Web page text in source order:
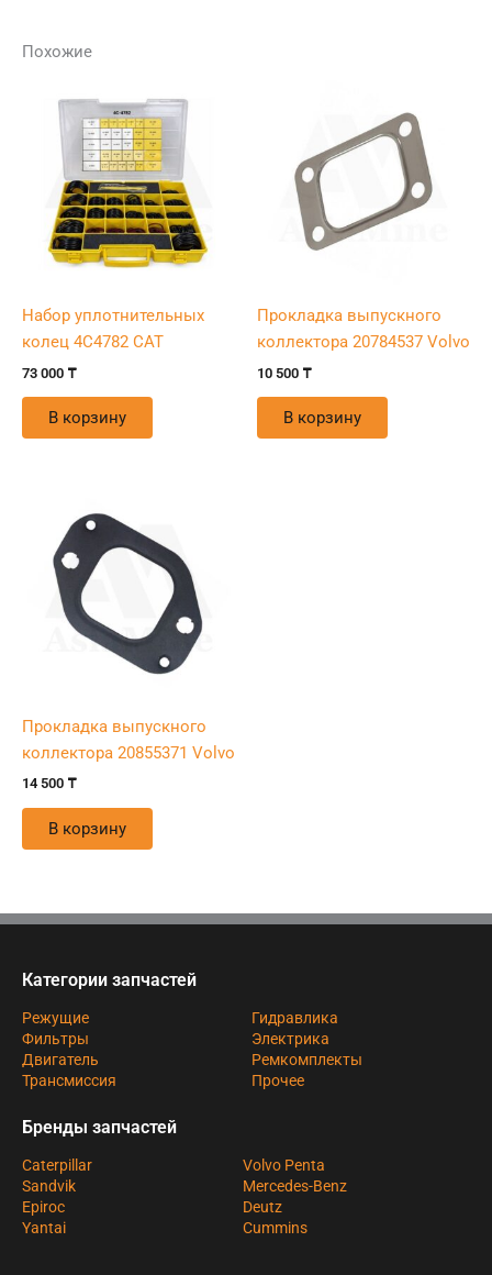
Похожие
Набор уплотнительных
колец 4C4782 CAT
73 000 ₸
В корзину
Прокладка выпускного
коллектора 20784537 Volvo
10 500 ₸
В корзину
Прокладка выпускного
коллектора 20855371 Volvo
14 500 ₸
В корзину
Категории запчастей
Режущие
Фильтры
Двигатель
Трансмиссия
Гидравлика
Электрика
Ремкомплекты
Прочее
Бренды запчастей
Caterpillar
Sandvik
Epiroc
Yantai
Volvo Penta
Mercedes-Benz
Deutz
Cummins